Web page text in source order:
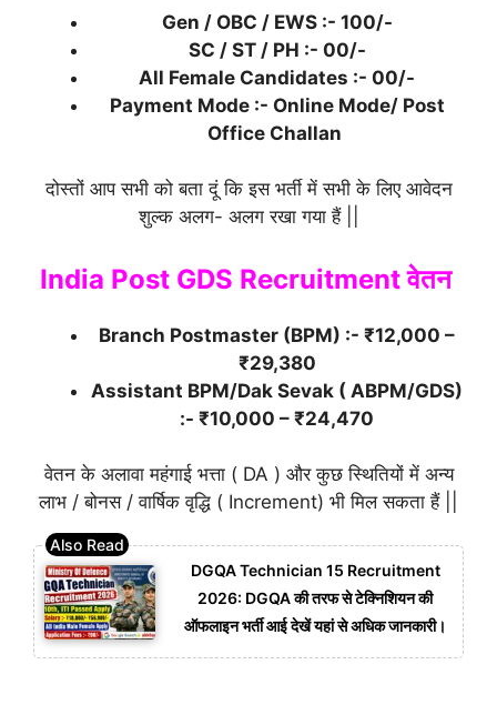
Gen / OBC / EWS :- 100/-
SC / ST / PH :- 00/-
All Female Candidates :- 00/-
Payment Mode :- Online Mode/ Post
Office Challan
दोस्तों आप सभी को बता दूं कि इस भर्ती में सभी के लिए आवेदन
शुल्क अलग- अलग रखा गया हैं ||
India Post GDS Recruitment वेतन
Branch Postmaster (BPM) :- ₹12,000 –
₹29,380
Assistant BPM/Dak Sevak ( ABPM/GDS)
:- ₹10,000 – ₹24,470
वेतन के अलावा महंगाई भत्ता ( DA ) और कुछ स्थितियों में अन्य
लाभ / बोनस / वार्षिक वृद्धि ( Increment) भी मिल सकता हैं ||
DGQA Technician 15 Recruitment
2026: DGQA की तरफ से टेक्निशियन की
ऑफलाइन भर्ती आई देखें यहां से अधिक जानकारी।